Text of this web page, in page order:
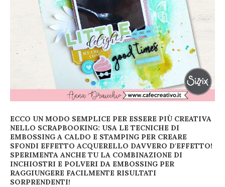
ECCO UN MODO SEMPLICE PER ESSERE PIÙ CREATIVA
NELLO SCRAPBOOKING: USA LE TECNICHE DI
EMBOSSING A CALDO E STAMPING PER CREARE
SFONDI EFFETTO ACQUERELLO DAVVERO D'EFFETTO!
SPERIMENTA ANCHE TU LA COMBINAZIONE DI
INCHIOSTRI E POLVERI DA EMBOSSING PER
RAGGIUNGERE FACILMENTE RISULTATI
SORPRENDENTI!